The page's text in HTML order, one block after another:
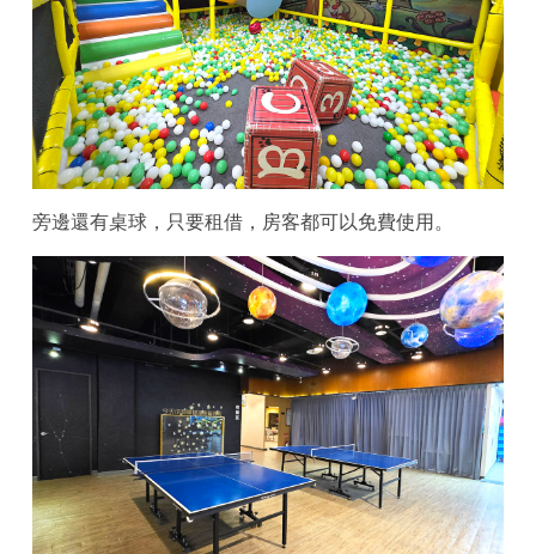
旁邊還有桌球，只要租借，房客都可以免費使用。